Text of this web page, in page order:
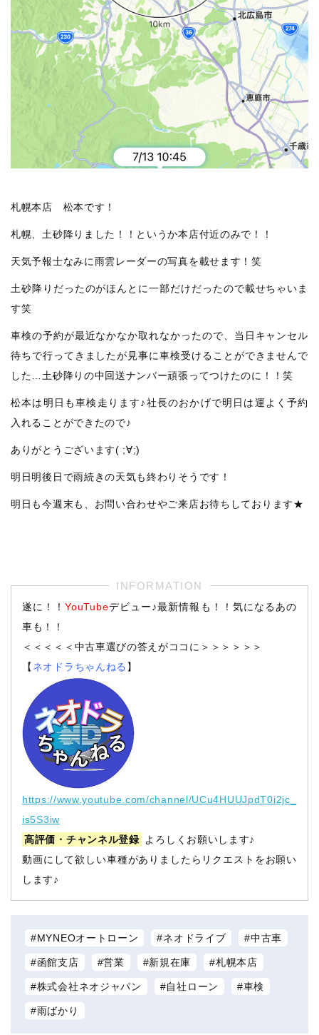
札幌本店 松本です！
札幌、土砂降りました！！というか本店付近のみで！！
天気予報士なみに雨雲レーダーの写真を載せます！笑
土砂降りだったのがほんとに一部だけだったので載せちゃいま
す笑
車検の予約が最近なかなか取れなかったので、当日キャンセル
待ちで行ってきましたが見事に車検受けることができませんで
した…土砂降りの中回送ナンバー頑張ってつけたのに！！笑
松本は明日も車検走ります♪社長のおかげで明日は運よく予約
入れることができたので♪
ありがとうございます( ;∀;)
明日明後日で雨続きの天気も終わりそうです！
明日も今週末も、お問い合わせやご来店お待ちしております★
遂に！！YouTubeデビュー♪最新情報も！！気になるあの
車も！！
＜＜＜＜＜中古車選びの答えがココに＞＞＞＞＞＞
【 ネオドラちゃんねる 】
https://www.youtube.com/channel/UCu4HUUJpdT0i2jc_
is5S3iw
高評価・チャンネル登録
よろしくお願いします♪
動画にして欲しい車種がありましたらリクエストをお願い
します♪
MYNEOオートローン ネオドライブ 中古車
函館支店 営業 新規在庫 札幌本店
株式会社ネオジャパン 自社ローン 車検
雨ばかり